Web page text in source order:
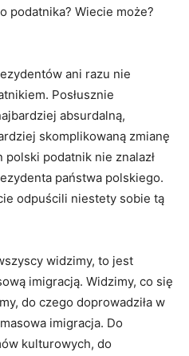
podatnika? Wiecie może?
ani razu nie
Posłusznie
absurdalną,
skomplikowaną zmianę
podatnik nie znalazł
państwa polskiego.
odpuścili niestety sobie tą
widzimy, to jest
imigracją. Widzimy, co się
do czego doprowadziła w
imigracja. Do
kulturowych, do